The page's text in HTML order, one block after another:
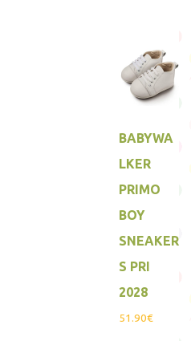
BABYWA
LKER
PRIMO
BOY
SNEAKER
S PRI
2028
51.90€